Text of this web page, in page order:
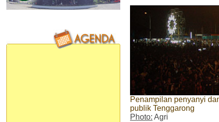
Penampilan penyanyi
publik Tenggarong
Photo: Agri